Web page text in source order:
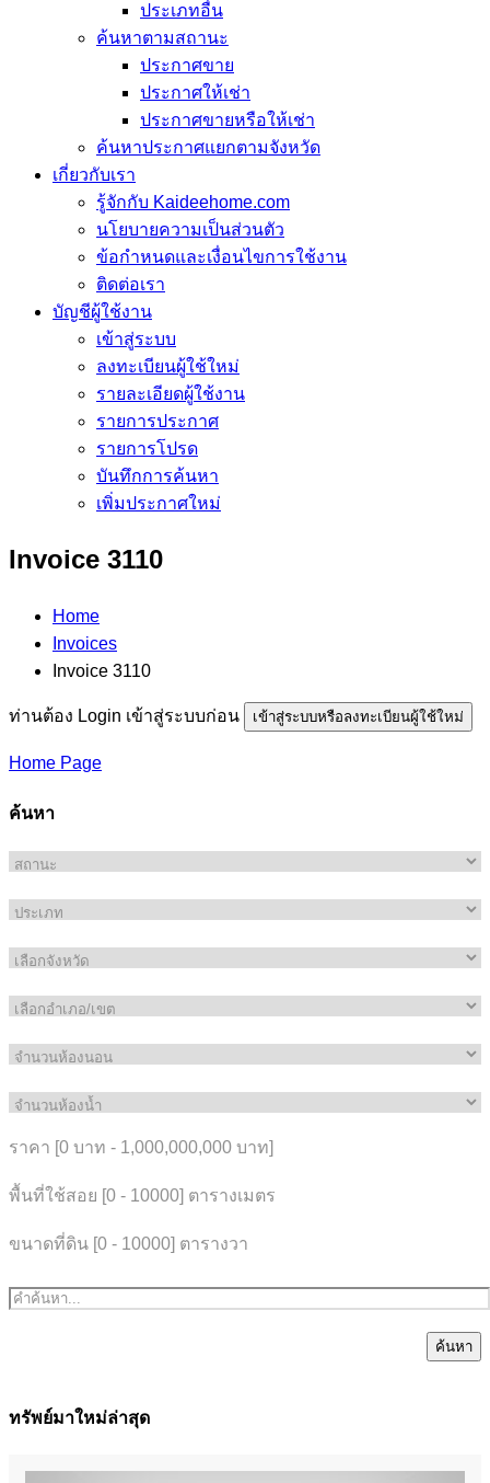
ประเภทอื่น
ค้นหาตามสถานะ
ประกาศขาย
ประกาศให้เช่า
ประกาศขายหรือให้เช่า
ค้นหาประกาศแยกตามจังหวัด
เกี่ยวกับเรา
รู้จักกับ Kaideehome.com
นโยบายความเป็นส่วนตัว
ข้อกำหนดและเงื่อนไขการใช้งาน
ติดต่อเรา
บัญชีผู้ใช้งาน
เข้าสู่ระบบ
ลงทะเบียนผู้ใช้ใหม่
รายละเอียดผู้ใช้งาน
รายการประกาศ
รายการโปรด
บันทึกการค้นหา
เพิ่มประกาศใหม่
Invoice 3110
Home
Invoices
Invoice 3110
ท่านต้อง Login เข้าสู่ระบบก่อน เข้าสู่ระบบหรือลงทะเบียนผู้ใช้ใหม่
Home Page
ค้นหา
ราคา [0 บาท - 1,000,000,000 บาท]
พื้นที่ใช้สอย [0 - 10000] ตารางเมตร
ขนาดที่ดิน [0 - 10000] ตารางวา
ค้นหา
ทรัพย์มาใหม่ล่าสุด